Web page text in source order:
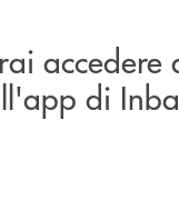
accedere
di